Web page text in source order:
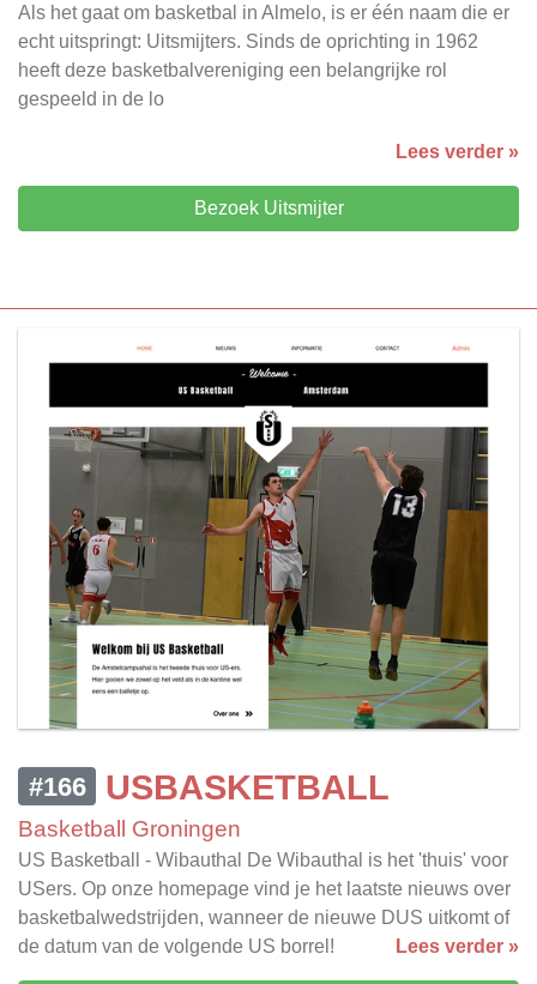
Als het gaat om basketbal in Almelo, is er één naam die er
echt uitspringt: Uitsmijters. Sinds de oprichting in 1962
heeft deze basketbalvereniging een belangrijke rol
gespeeld in de lo
Lees verder »
Bezoek Uitsmijter
#166 USBASKETBALL
Basketball Groningen
US Basketball - Wibauthal De Wibauthal is het 'thuis' voor
USers. Op onze homepage vind je het laatste nieuws over
basketbalwedstrijden, wanneer de nieuwe DUS uitkomt of
de datum van de volgende US borrel!
Lees verder »